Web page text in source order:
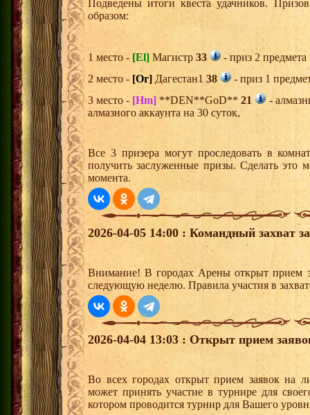
Подведены итоги квеста удачников.
образом:
1 место - [El] Магистр 33
- приз 2
2 место - [Or] Дагестан1 38
- приз 1
3 место - [Hm] **DEN**GoD**21
-
алмазного аккаунта на 30 суток,
Все 3 призера могут проследовать в
получить заслуженные призы. Сделать это
момента.
2026-04-05 14:00 : Командный захват
Внимание! В городах Арены открыт прием
следующую неделю. Правила участия в
2026-04-04 13:03 : Открыт прием
Во всех городах открыт прием заявок на
может принять участие в турнире для
котором проводится турнир для Вашего